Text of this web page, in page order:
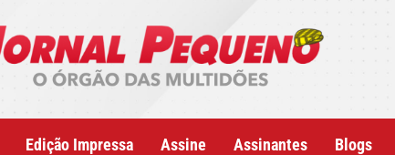
Edição Impressa Assine Assinantes Blogs